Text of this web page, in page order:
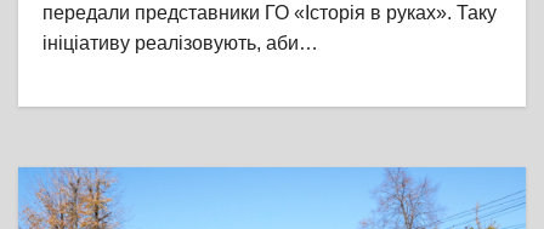
передали представники ГО «Історія в руках». Таку
ініціативу реалізовують, аби…